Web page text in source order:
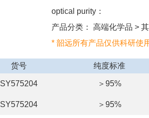
optical purity：
产品分类： 高端化学品 >
* 韶远所有产品仅供科研使
货号 纯度标准
SY575204 ＞95%
SY575204 ＞95%